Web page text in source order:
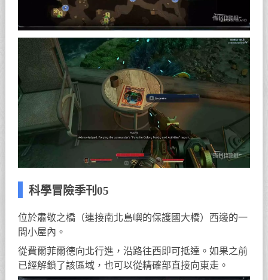
科學冒險季刊05
位於肅敬之橋（連接南北島嶼的保護國大橋）西邊的一
間小屋內。
從費爾菲爾德向北行進，沿路往西即可抵達。如果之前
已經解鎖了該區域，也可以從精確部直接向東走。